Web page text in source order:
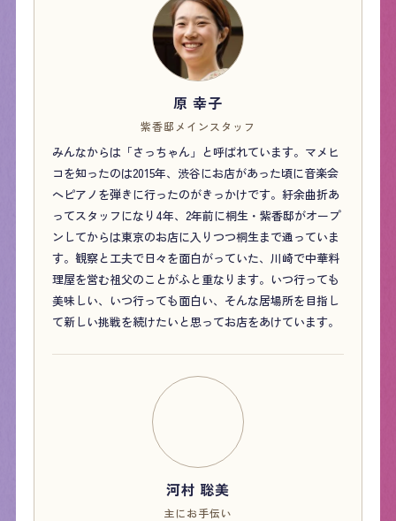
原 幸子
紫香邸メインスタッフ
みんなからは「さっちゃん」と呼ばれています。マメヒ
コを知ったのは2015年、渋谷にお店があった頃に音楽会
へピアノを弾きに行ったのがきっかけです。紆余曲折あ
ってスタッフになり4年、2年前に桐生・紫香邸がオープ
ンしてからは東京のお店に入りつつ桐生まで通っていま
す。観察と工夫で日々を面白がっていた、川崎で中華料
理屋を営む祖父のことがふと重なります。いつ行っても
美味しい、いつ行っても面白い、そんな居場所を目指し
て新しい挑戦を続けたいと思ってお店をあけています。
河村 聡美
主にお手伝い